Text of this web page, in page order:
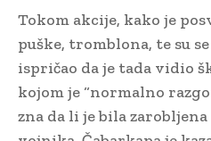
Tokom akcije, kako je
puške, tromblona, te su
ispričao da je tada vidio
kojom je “normalno
zna da li je bila